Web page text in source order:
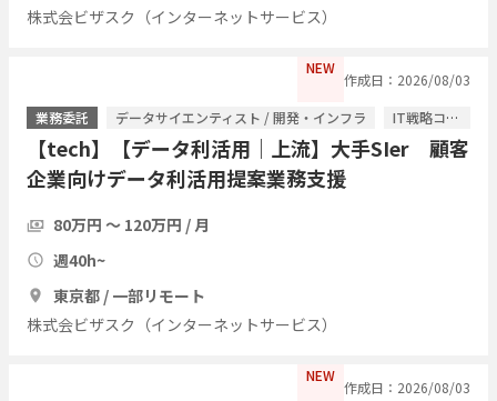
株式会ビザスク（インターネットサービス）
NEW
作成日：2026/08/03
業務委託
データサイエンティスト / 開発・インフラ IT戦略コンサル / ITコンサルタント
【tech】【データ利活用｜上流】大手SIer 顧客
企業向けデータ利活用提案業務支援
80万円 〜 120万円 / 月
週40h~
東京都 / 一部リモート
株式会ビザスク（インターネットサービス）
NEW
作成日：2026/08/03